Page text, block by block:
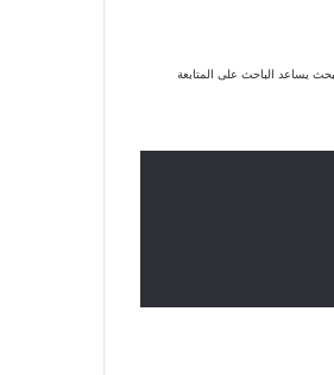
يساعد الباحث على المتابعة